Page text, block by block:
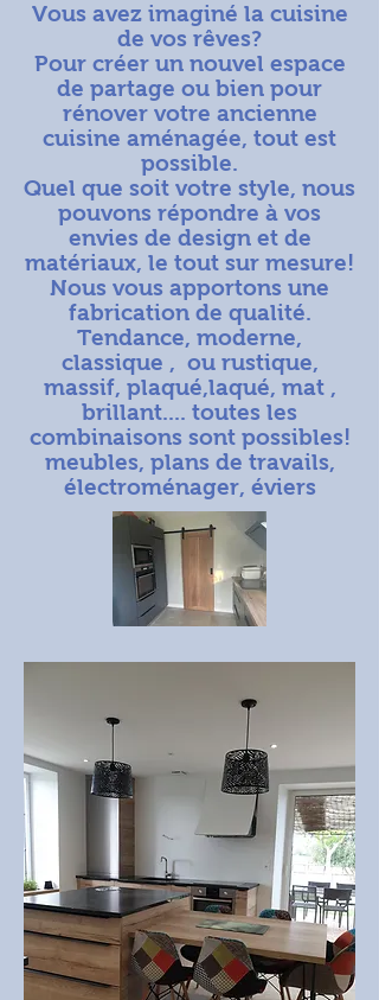
Vous avez imaginé la cuisine
de vos rêves?
Pour créer un nouvel espace
de partage ou bien pour
rénover votre ancienne
cuisine aménagée, tout est
possible.
Quel que soit votre style, nous
pouvons répondre à vos
envies de design et de
matériaux, le tout sur mesure!
Nous vous apportons une
fabrication de qualité.
Tendance, moderne,
classique , ou rustique,
massif, plaqué,laqué, mat ,
brillant.... toutes les
combinaisons sont possibles!
meubles, plans de travails,
électroménager, éviers